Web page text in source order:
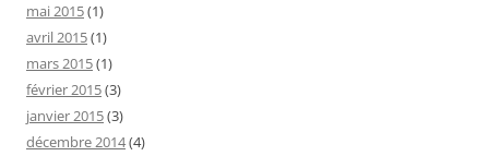
mai 2015(1)
avril 2015(1)
mars 2015(1)
février 2015(3)
janvier 2015(3)
décembre 2014(4)